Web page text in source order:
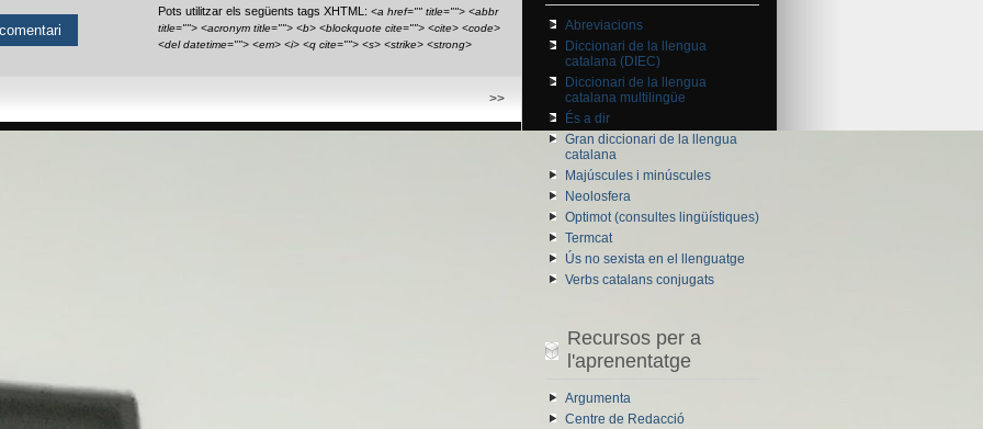
Pots utilitzar els següents tags XHTML:<a href="" title=""> <abbr
title=""> <acronym title=""> <b> <blockquote cite=""> <cite> <code>
<del datetime=""> <em> <i> <q cite=""> <s> <strike> <strong>
>>
Abreviacions
Diccionari de la llengua
catalana (DIEC)
Diccionari de la llengua
catalana multilingüe
És a dir
Gran diccionari de la llengua
catalana
Majúscules i minúscules
Neolosfera
Optimot (consultes lingüístiques)
Termcat
Ús no sexista en el llenguatge
Verbs catalans conjugats
Recursos per a
l'aprenentatge
Argumenta
Centre de Redacció